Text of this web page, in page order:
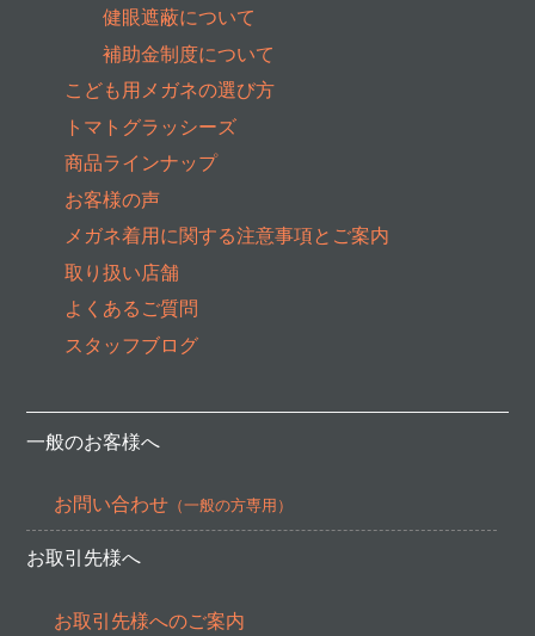
健眼遮蔽について
補助金制度について
こども用メガネの選び方
トマトグラッシーズ
商品ラインナップ
お客様の声
メガネ着用に関する注意事項とご案内
取り扱い店舗
よくあるご質問
スタッフブログ
一般のお客様へ
お問い合わせ（一般の方専用）
お取引先様へ
お取引先様へのご案内